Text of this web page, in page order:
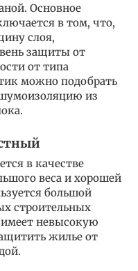
Основное
в том, что,
слоя,
защиты от
от типа
можно подобрать
из
в качестве
веса и хорошей
большой
строительных
невысокую
жилье от